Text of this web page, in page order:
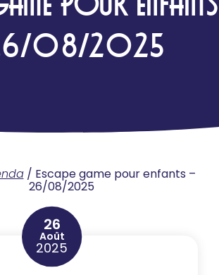
08/2025
/ Escape game pour enfants –
26/08/2025
26
Août
2025